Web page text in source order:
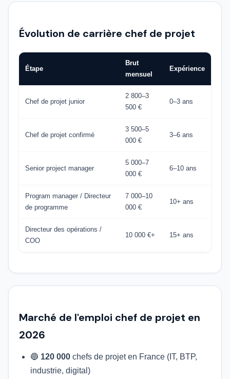
Évolution de carrière chef de projet
Étape
Brut
mensuel
Expérience
Chef de projet junior
2 800–3
500 €
0–3 ans
Chef de projet confirmé
3 500–5
000 €
3–6 ans
Senior project manager
5 000–7
000 €
6–10 ans
Program manager / Directeur
de programme
7 000–10
000 €
10+ ans
Directeur des opérations /
COO
10 000 €+ 15+ ans
Marché de l'emploi chef de projet en
2026
🔵 120 000 chefs de projet en France (IT, BTP,
industrie, digital)